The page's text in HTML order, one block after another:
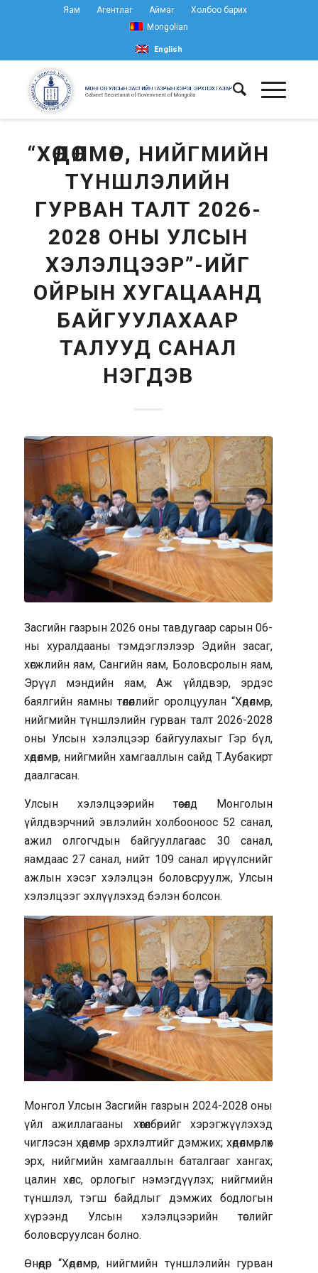
Яам Агентлаг Аймаг
Холбоо барих
Mongolian
English
“ХӨДӨЛМӨР, НИЙГМИЙН
ТҮНШЛЭЛИЙН
ГУРВАН ТАЛТ 2026-
2028 ОНЫ УЛСЫН
ХЭЛЭЛЦЭЭР”-ИЙГ
ОЙРЫН ХУГАЦААНД
БАЙГУУЛАХААР
ТАЛУУД САНАЛ
НЭГДЭВ
Засгийн газрын 2026 оны тавдугаар сарын 06-
ны хуралдааны тэмдэглэлээр Эдийн засаг,
хөгжлийн яам, Сангийн яам, Боловсролын яам,
Эрүүл мэндийн яам, Аж үйлдвэр, эрдэс
баялгийн яамны төлөөллийг оролцуулан “Хөдөлмөр,
нийгмийн түншлэлийн гурван талт 2026-2028
оны Улсын хэлэлцээр байгуулахыг Гэр бүл,
хөдөлмөр, нийгмийн хамгааллын сайд Т.Аубакирт
даалгасан.
Улсын хэлэлцээрийн төсөлд Монголын
үйлдвэрчний эвлэлийн холбооноос 52 санал,
ажил олгогчдын байгууллагаас 30 санал,
яамдаас 27 санал, нийт 109 санал ирүүлснийг
ажлын хэсэг хэлэлцэн боловсруулж, Улсын
хэлэлцээг эхлүүлэхэд бэлэн болсон.
Монгол Улсын Засгийн газрын 2024-2028 оны
үйл ажиллагааны хөтөлбөрийг хэрэгжүүлэхэд
чиглэсэн хөдөлмөр эрхлэлтийг дэмжих; хөдөлмөрлөх
эрх, нийгмийн хамгааллын баталгааг хангах;
цалин хөлс, орлогыг нэмэгдүүлэх; нийгмийн
түншлэл, тэгш байдлыг дэмжих бодлогын
хүрээнд Улсын хэлэлцээрийн төслийг
боловсруулсан болно.
Өнөөдөр “Хөдөлмөр, нийгмийн түншлэлийн гурван